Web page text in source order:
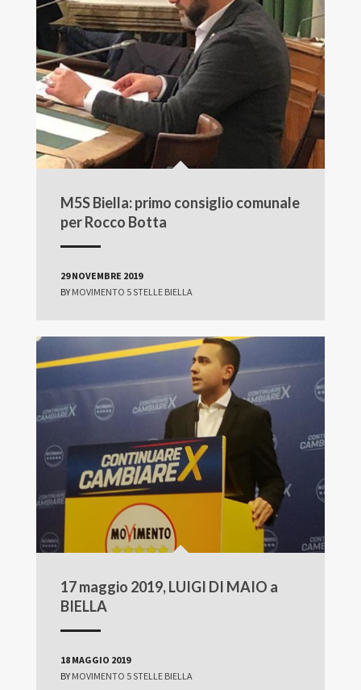
M5S Biella: primo consiglio comunale
per Rocco Botta
29 NOVEMBRE 2019
BY MOVIMENTO 5 STELLE BIELLA
17 maggio 2019, LUIGI DI MAIO a
BIELLA
18 MAGGIO 2019
BY MOVIMENTO 5 STELLE BIELLA